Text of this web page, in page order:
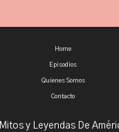
Mitos y Leyendas De
Home
Episodios
Quienes Somos
Contacto